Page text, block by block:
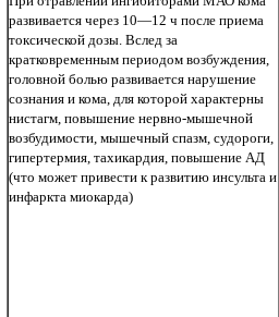
развивается через 10—12 ч после приема
токсической дозы. Вслед за
кратковременным периодом возбуждения,
головной болью развивается нарушение
сознания и кома, для которой характерны
нистагм, повышение нервно-мышечной
возбудимости, мышечный спазм, судороги,
гипертермия, тахикардия, повышение АД
(что может привести к развитию инсульта и
инфаркта миокарда)